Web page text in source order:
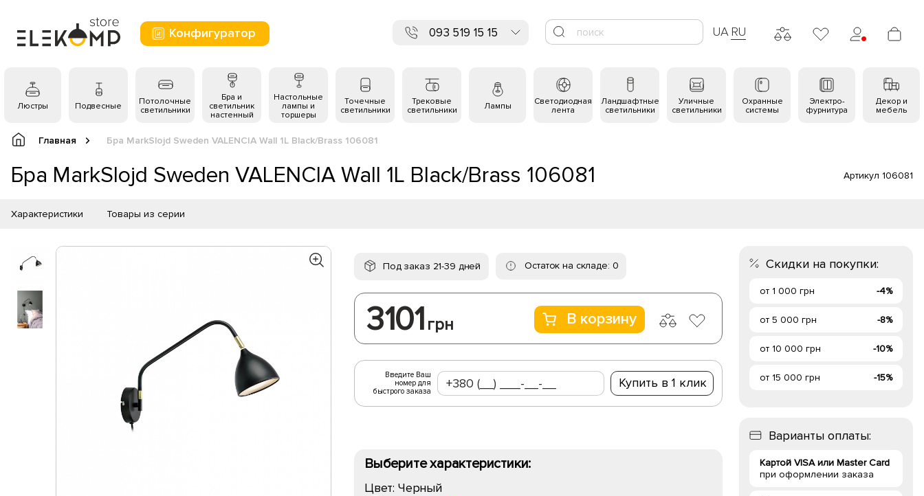
Конфигуратор 093 519 15 15 UA RU
Люстры Подвесные
Потолочные
светильники
Бра и
светильник
настенный
Настольные
лампы и
торшеры
Точечные
светильники
Трековые
светильники
Лампы
Светодиодная
лента
Ландшафтные
светильники
Уличные
светильники
Охранные
системы
Электро-
фурнитура
Декор и
мебель
Главная Бра MarkSlojd Sweden VALENCIA Wall 1L Black/Brass 106081
Бра MarkSlojd Sweden VALENCIA Wall 1L Black/Brass 106081 Артикул 106081
Характеристики Товары из серии
Под заказ 21-39 дней Остаток на складе: 0
3101 грн В корзину
Введите Ваш
номер для
быстрого заказа
Купить в 1 клик
Выберите характеристики:
Цвет: Черный
Скидки на покупки:
от 1 000 грн -4%
от 5 000 грн -8%
от 10 000 грн -10%
от 15 000 грн -15%
Варианты оплаты:
Картой VISA или Master Card
при оформлении заказа